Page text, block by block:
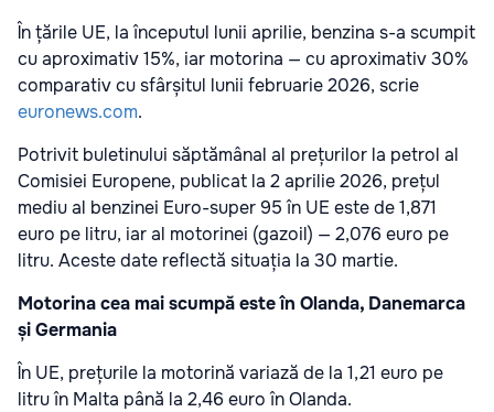
În țările UE, la începutul lunii aprilie, benzina s-a scumpit
cu aproximativ 15%, iar motorina — cu aproximativ 30%
comparativ cu sfârșitul lunii februarie 2026, scrie
euronews.com.
Potrivit buletinului săptămânal al prețurilor la petrol al
Comisiei Europene, publicat la 2 aprilie 2026, prețul
mediu al benzinei Euro-super 95 în UE este de 1,871
euro pe litru, iar al motorinei (gazoil) — 2,076 euro pe
litru. Aceste date reflectă situația la 30 martie.
Motorina cea mai scumpă este în Olanda, Danemarca
și Germania
În UE, prețurile la motorină variază de la 1,21 euro pe
litru în Malta până la 2,46 euro în Olanda.